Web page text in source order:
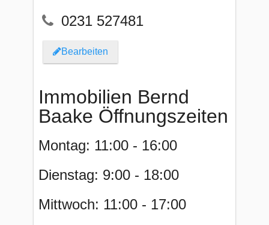
0231 527481
Bearbeiten
Immobilien Bernd
Baake Öffnungszeiten
Montag: 11:00 - 16:00
Dienstag: 9:00 - 18:00
Mittwoch: 11:00 - 17:00